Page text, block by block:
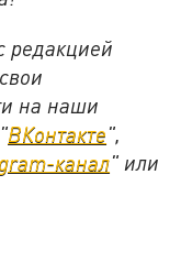
редакцией
на наши
ВКонтакте",
канал" или